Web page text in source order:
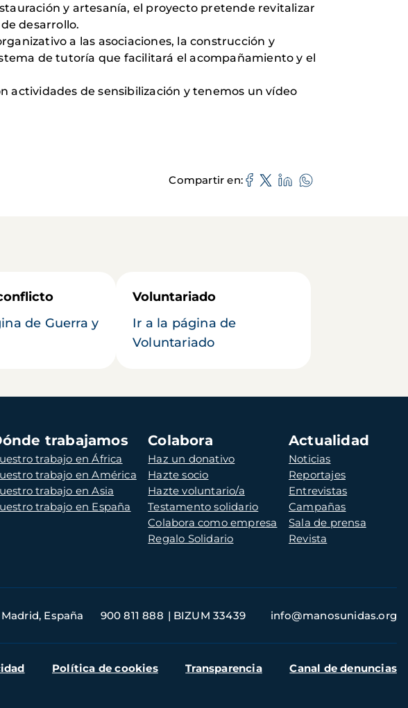
y artesanía, el proyecto pretende revitalizar
desarrollo.
a las asociaciones, la construcción y
de tutoría que facilitará el acompañamiento y el
de sensibilización y tenemos un vídeo
Compartir en
de Guerra y
Voluntariado
Ir a la página de
Voluntariado
trabajamos
trabajo en África
trabajo en América
trabajo en Asia
trabajo en España
Colabora
Haz un donativo
Hazte socio
Hazte voluntario/a
Testamento solidario
Colabora como empresa
Regalo Solidario
Actualidad
Noticias
Reportajes
Entrevistas
Campañas
Sala de prensa
Revista
España 900 811 888 BIZUM 33439 info@manosunidas.org
Política de cookies Transparencia Canal de denuncias